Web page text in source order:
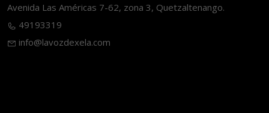
Avenida Las Américas 7-62, zona 3, Quetzaltenango.
49193319
info@lavozdexela.com